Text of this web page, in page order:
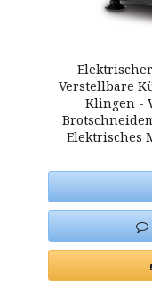
Verstellbare
Klingen -
Elektrisches